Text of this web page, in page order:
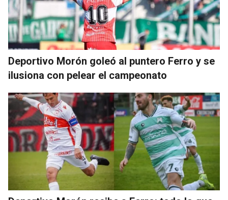
Deportivo Morón goleó al puntero Ferro y se
ilusiona con pelear el campeonato